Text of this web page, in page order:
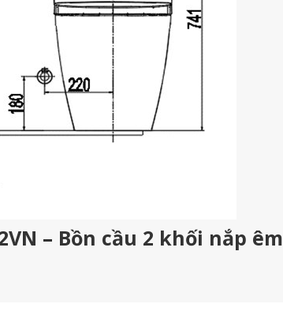
– Bồn cầu 2 khối nắp êm